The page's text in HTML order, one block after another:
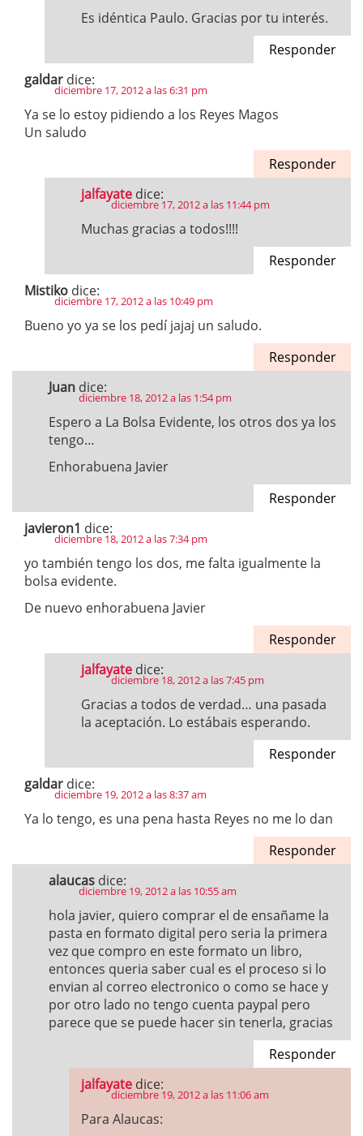
Es idéntica Paulo. Gracias por tu interés.
Responder
galdar dice:
diciembre 17, 2012 a las 6:31 pm
Ya se lo estoy pidiendo a los Reyes Magos
Un saludo
Responder
jalfayate dice:
diciembre 17, 2012 a las 11:44 pm
Muchas gracias a todos!!!!
Responder
Mistiko dice:
diciembre 17, 2012 a las 10:49 pm
Bueno yo ya se los pedí jajaj un saludo.
Responder
Juan dice:
diciembre 18, 2012 a las 1:54 pm
Espero a La Bolsa Evidente, los otros dos ya los
tengo…
Enhorabuena Javier
Responder
javieron1 dice:
diciembre 18, 2012 a las 7:34 pm
yo también tengo los dos, me falta igualmente la
bolsa evidente.
De nuevo enhorabuena Javier
Responder
jalfayate dice:
diciembre 18, 2012 a las 7:45 pm
Gracias a todos de verdad… una pasada
la aceptación. Lo estábais esperando.
Responder
galdar dice:
diciembre 19, 2012 a las 8:37 am
Ya lo tengo, es una pena hasta Reyes no me lo dan
Responder
alaucas dice:
diciembre 19, 2012 a las 10:55 am
hola javier, quiero comprar el de ensañame la
pasta en formato digital pero seria la primera
vez que compro en este formato un libro,
entonces queria saber cual es el proceso si lo
envian al correo electronico o como se hace y
por otro lado no tengo cuenta paypal pero
parece que se puede hacer sin tenerla, gracias
Responder
jalfayate dice:
diciembre 19, 2012 a las 11:06 am
Para Alaucas: